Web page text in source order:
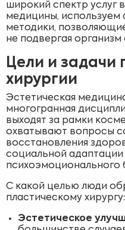
широкий спектр услуг
медицины, используем
методики,
не подвергая
Цели и задачи
хирургии
Эстетическая
многогранная
выходят за рамки
охватывают вопросы
восстановления
социальной адаптации
психоэмоционального
С какой целью люди
пластическому хирургу:
Эстетическое